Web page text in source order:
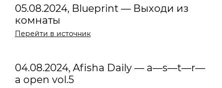
05.08.2024, Blueprint — Выходи из
комнаты
Перейти в источник
04.08.2024, Afisha Daily — a—s—t—r—
a open vol.5